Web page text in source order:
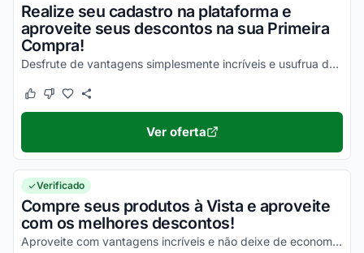
Realize seu cadastro na plataforma e
aproveite seus descontos na sua Primeira
Compra!
Desfrute de vantagens simplesmente incríveis e usufrua dos melhores descontos possíveis!
Este cupom funcionou
Este cupom não funcionou
Ver oferta
Verificado
Compre seus produtos à Vista e aproveite
com os melhores descontos!
Aproveite com vantagens incríveis e não deixe de economizar nas suas compras!